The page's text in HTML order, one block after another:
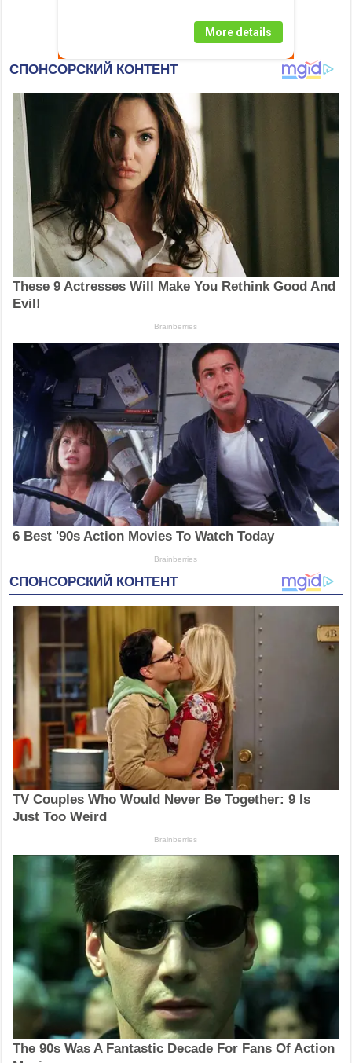
More details